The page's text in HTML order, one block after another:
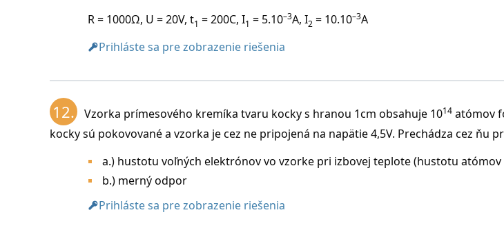
R = 1000Ω, U = 20V, t1 = 200C, I1 = 5.10–3A, I2 = 10.10–3A
Prihláste sa pre zobrazenie riešenia
12. Vzorka prímesového kremíka tvaru kocky s hranou 1cm obsahuje 1014 atómov
kocky sú pokovované a vzorka je cez ne pripojená na napätie 4,5V. Prechádza cez ňu
a.) hustotu voľných elektrónov vo vzorke pri izbovej teplote (hustotu
b.) merný odpor
Prihláste sa pre zobrazenie riešenia